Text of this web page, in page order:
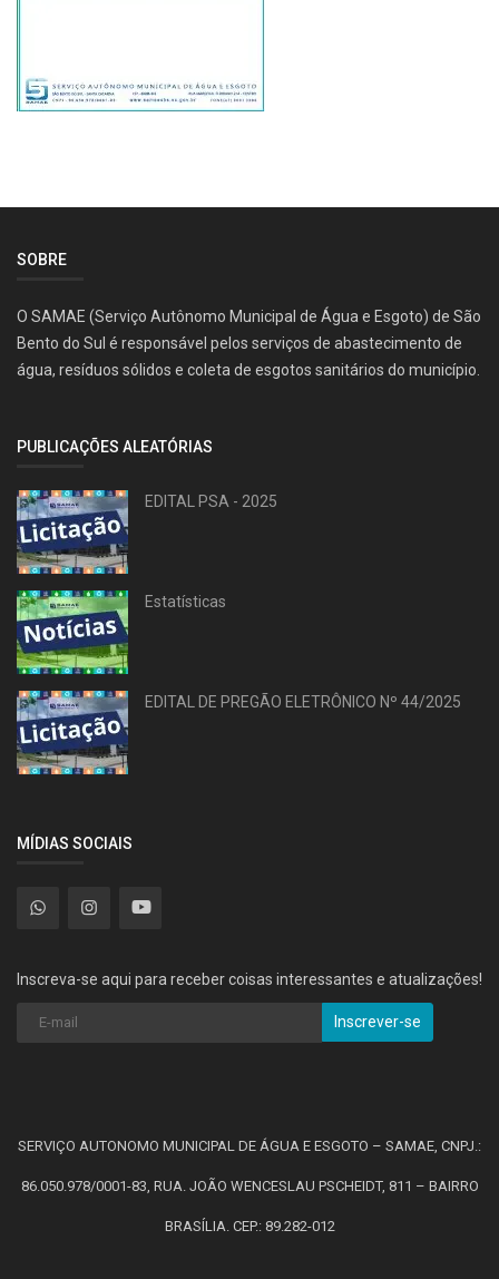
SOBRE
O SAMAE (Serviço Autônomo Municipal de Água e Esgoto) de São
Bento do Sul é responsável pelos serviços de abastecimento de
água, resíduos sólidos e coleta de esgotos sanitários do município.
PUBLICAÇÕES ALEATÓRIAS
EDITAL PSA - 2025
Estatísticas
EDITAL DE PREGÃO ELETRÔNICO Nº 44/2025
MÍDIAS SOCIAIS
Inscreva-se aqui para receber coisas interessantes e atualizações!
Inscrever-se
SERVIÇO AUTONOMO MUNICIPAL DE ÁGUA E ESGOTO – SAMAE, CNPJ.:
86.050.978/0001-83, RUA. JOÃO WENCESLAU PSCHEIDT, 811 – BAIRRO
BRASÍLIA. CEP.: 89.282-012